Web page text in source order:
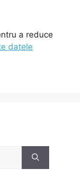
a reduce
datele